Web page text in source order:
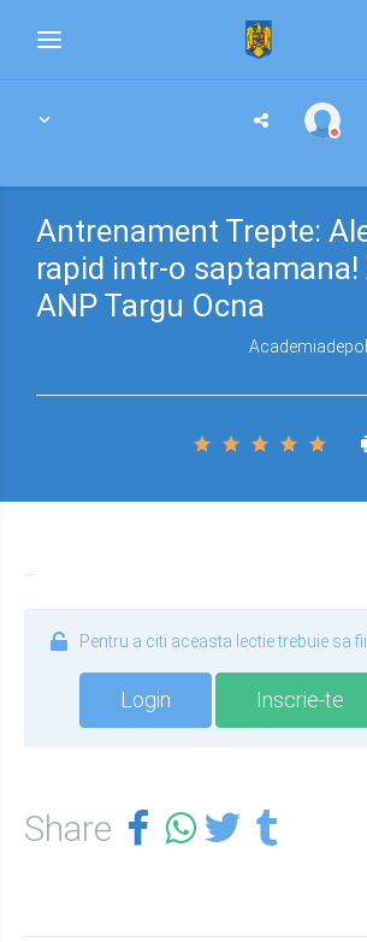
Toggle
navigation
Antrenament Trepte:
rapid intr-o
ANP Targu Ocna
Pentru a citi aceasta lectie trebuie sa
Login Inscrie-te
Share